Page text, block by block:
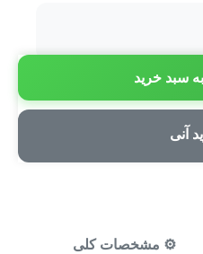
سبد خرید
آنی
⚙️ مشخصات کلی